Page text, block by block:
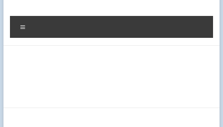
Diag
Expert